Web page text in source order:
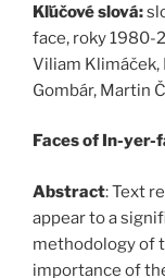
Kľúčové slová:
face, roky 1980-
Viliam Klimáček,
Gombár, Martin
Faces of In-yer-
Abstract:Text
appear to a
methodology of
importance of